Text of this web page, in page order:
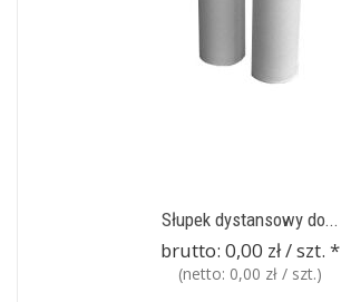
Słupek dystansowy do...
brutto: 0,00 zł / szt. *
(netto: 0,00 zł / szt.)